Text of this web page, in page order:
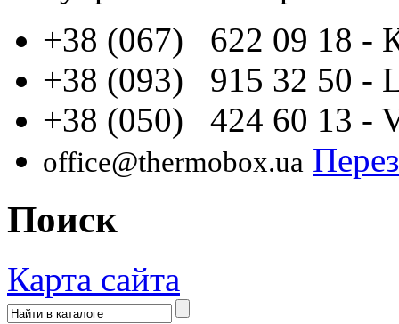
+38 (067) 622 09 18 -
+38 (093) 915 32 50 -
+38 (050) 424 60 13 -
office@thermobox.ua
Поиск
Карта сайта